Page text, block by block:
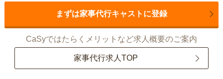
まずは家事代行キャストに登録
CaSyではたらくメリットなど求人概要のご案内
家事代行求人TOP